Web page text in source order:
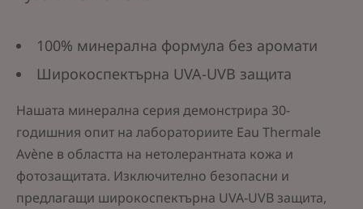
100% минерална формула без аромати
Широкоспектърна UVA-UVB защита
Нашата минерална серия демонстрира 30-
годишния опит на лабораториите Eau Thermale
Avène в областта на нетолерантната кожа и
фотозащитата. Изключително безопасни и
предлагащи широкоспектърна UVA-UVB защита,